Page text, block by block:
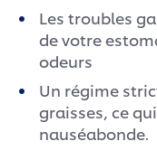
Les troubles
de votre
odeurs
Un régime
graisses, ce
nauséabonde.